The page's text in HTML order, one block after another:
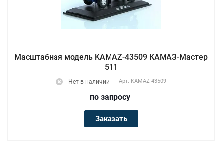
Масштабная модель KAMAZ-43509 КАМАЗ-Мастер
511
Нет в наличии Арт. KAMAZ-43509
по запросу
Заказать